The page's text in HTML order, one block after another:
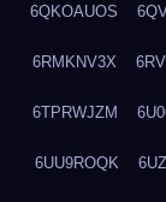
6QKOAUOS
6RMKNV3X
6TPRWJZM
6UU9ROQK